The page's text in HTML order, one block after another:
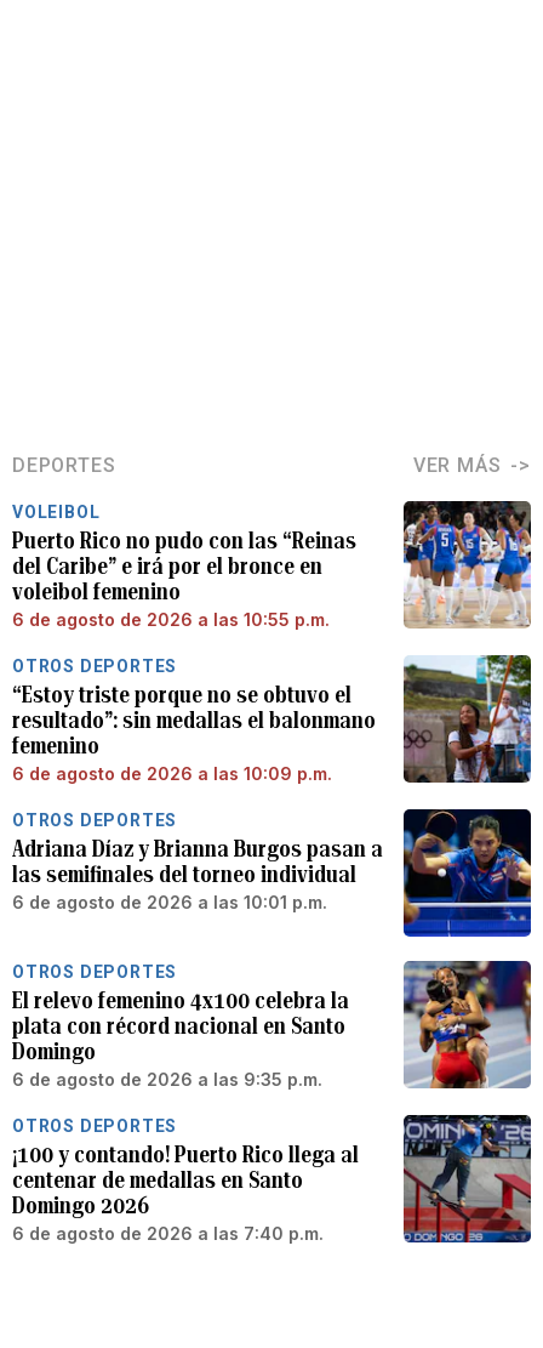
DEPORTES VER MÁS
VOLEIBOL
Puerto Rico no pudo con las “Reinas
del Caribe” e irá por el bronce en
voleibol femenino
6 de agosto de 2026 a las 10:55 p.m.
OTROS DEPORTES
“Estoy triste porque no se obtuvo el
resultado”: sin medallas el balonmano
femenino
6 de agosto de 2026 a las 10:09 p.m.
OTROS DEPORTES
Adriana Díaz y Brianna Burgos pasan a
las semifinales del torneo individual
6 de agosto de 2026 a las 10:01 p.m.
OTROS DEPORTES
El relevo femenino 4x100 celebra la
plata con récord nacional en Santo
Domingo
6 de agosto de 2026 a las 9:35 p.m.
OTROS DEPORTES
¡100 y contando! Puerto Rico llega al
centenar de medallas en Santo
Domingo 2026
6 de agosto de 2026 a las 7:40 p.m.